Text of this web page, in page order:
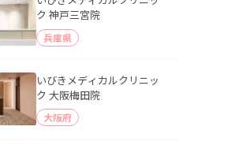
ク 神戸三宮院
兵庫県
いびきメディカルクリニッ
ク 大阪梅田院
大阪府